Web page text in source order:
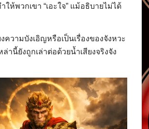
ให้พวกเขา “เอะใจ” แม้อธิบายไม่ได้
ความบังเอิญหรือเป็นเรื่องของจังหวะ
ล่านี้ยังถูกเล่าต่อด้วยน้ำเสียงจริงจัง